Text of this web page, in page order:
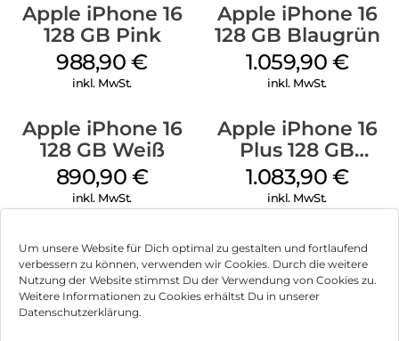
Um unsere Website für Dich optimal zu gestalten und fortlaufend
verbessern zu können, verwenden wir Cookies. Durch die weitere
Nutzung der Website stimmst Du der Verwendung von Cookies zu.
Weitere Informationen zu Cookies erhältst Du in unserer
Datenschutzerklärung.
Apple iPhone 16
128 GB Pink
988,90€
inkl. MwSt.
Apple iPhone 16
128 GB Blaugrün
1.059,90 €
inkl. MwSt.
Apple iPhone 16
128 GB Weiß
890,90 €
inkl. MwSt.
Apple iPhone 16
Plus 128 GB
Schwarz
1.083,90 €
inkl. MwSt.
Impressum